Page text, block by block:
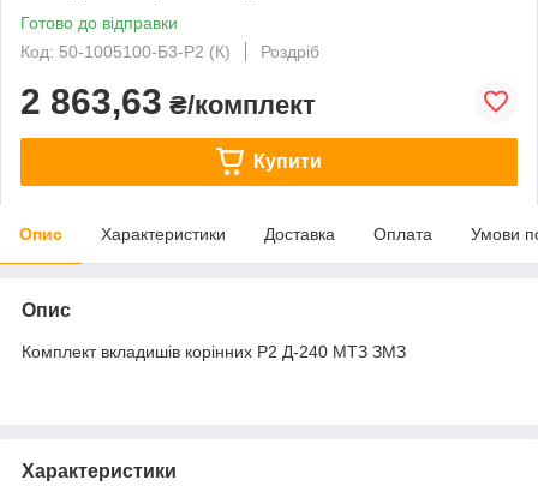
Готово до відправки
Код: 50-1005100-Б3-Р2 (К)
Роздріб
2 863,63 ₴/комплект
Купити
Опис Характеристики Доставка Оплата Умови
Опис
Комплект вкладишів корінних Р2 Д-240 МТЗ ЗМЗ
Характеристики